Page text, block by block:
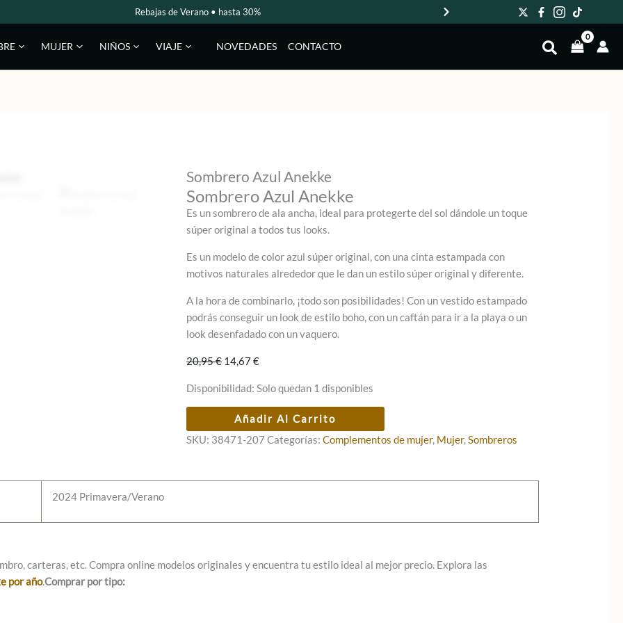
Rebajas de Verano • hasta 30%
MUJER NIÑOS VIAJE NOVEDADES CONTACTO
Sombrero Azul Anekke
Sombrero Azul Anekke
Es un sombrero de ala ancha, ideal para protegerte del sol dándole un toque
súper original a todos tus looks.
Es un modelo de color azul súper original, con una cinta estampada con
motivos naturales alrededor que le dan un estilo súper original y diferente.
A la hora de combinarlo, ¡todo son posibilidades! Con un vestido estampado
podrás conseguir un look de estilo boho, con un caftán para ir a la playa o un
look desenfadado con un vaquero.
20,95€ El
original
era:
20,95 €.
14,67€El
actual
es:
14,67 €.
Disponibilidad: Solo quedan 1 disponibles
Azul
Anekke
Añadir Al Carrito
SKU: 38471-207 Categorías:Complementos de mujer, Mujer,Sombreros
2024 Primavera/Verano
carteras, etc. Compra online modelos originales y encuentra tu estilo ideal al mejor precio. Explora las
por año.Comprar por tipo: